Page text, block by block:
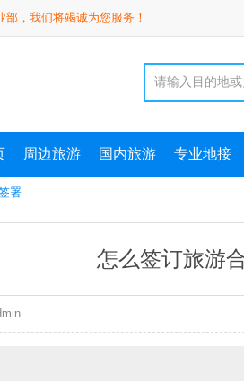
，我们将竭诚为您服务！
周边旅游 国内旅游 专业地接
署
怎么签订旅游